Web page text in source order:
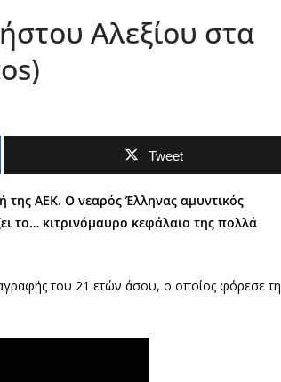
Αλεξίου στα
Tweet
ΑΕΚ. Ο νεαρός Έλληνας αμυντικός
το… κιτρινόμαυρο κεφάλαιο της πολλά
του 21 ετών άσου, ο οποίος φόρεσε τη